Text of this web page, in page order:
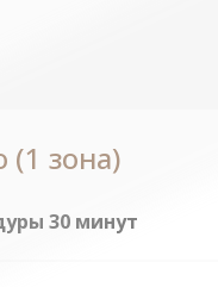
(1 зона)
30 минут